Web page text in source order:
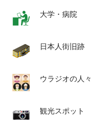
大学・病院
日本人街旧跡
ウラジオの人々
観光スポット